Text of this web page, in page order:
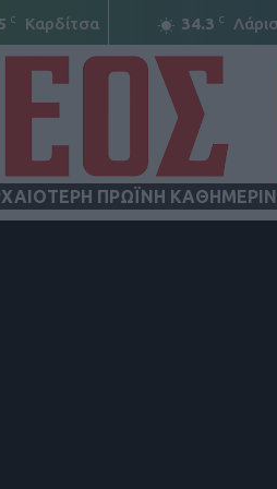
C Καρδίτσα 34.3 C
ΠΡΩΪΝΗ